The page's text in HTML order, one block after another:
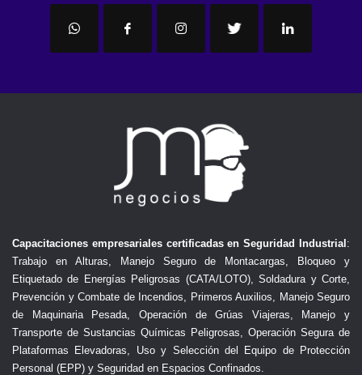
Capacitaciones empresariales certificadas en Seguridad Industrial :
Trabajo en Alturas, Manejo Seguro de Montacargas, Bloqueo y
Etiquetado de Energías Peligrosas (CATA/LOTO), Soldadura y Corte,
Prevención y Combate de Incendios, Primeros Auxilios, Manejo Seguro
de Maquinaria Pesada, Operación de Grúas Viajeras, Manejo y
Transporte de Sustancias Químicas Peligrosas, Operación Segura de
Plataformas Elevadoras, Uso y Selección del Equipo de Protección
Personal (EPP) y Seguridad en Espacios Confinados.